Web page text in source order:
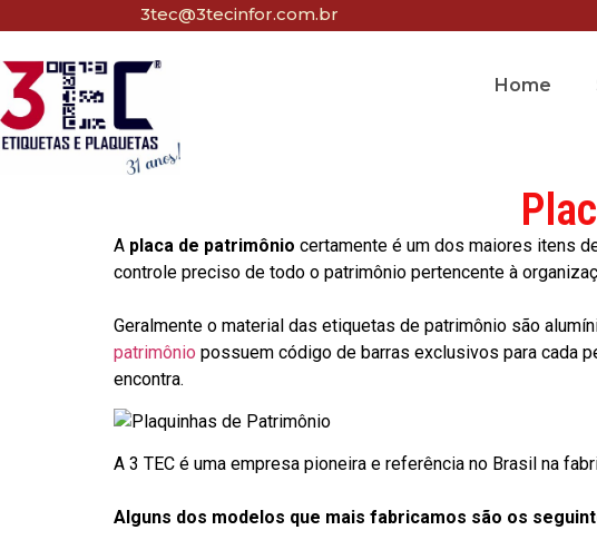
3tec@3tecinfor.com.br
Home
A placa de patrimônio certamente é um dos maiores itens
controle preciso de todo o patrimônio pertencente à
Geralmente o material das etiquetas de patrimônio são
patrimônio possuem código de barras exclusivos para cada
encontra.
A 3 TEC é uma empresa pioneira e referência no Brasil na
Alguns dos modelos que mais fabricamos são os